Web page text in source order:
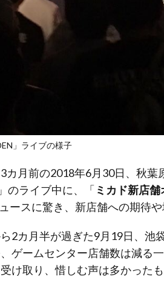
」ライブの様子
カ月前の2018年6月30日、秋
」のライブ中に、「 ミカド新店
ースに驚き、新店舗への期待
2カ月半が過ぎた9月19日、池
ゲームセンター店舗数は減る
け取り、惜しむ声は多かった